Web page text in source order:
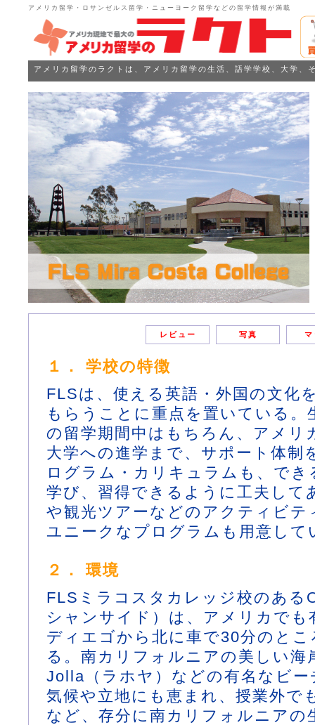
アメリカ留学・ロサンゼルス留学・ニューヨーク留学などの留学情報が満載
アメリカ留学のラクトは、アメリカ留学の生活、語学学校、大学
レビュー 写真 マ
１． 学校の特徴
FLSは、使える英語・外国の文化
もらうことに重点を置いている。
の留学期間中はもちろん、アメリ
大学への進学まで、サポート体制
ログラム・カリキュラムも、で
学び、習得できるように工夫して
や観光ツアーなどのアクティビテ
ユニークなプログラムも用意して
２． 環境
FLSミラコスタカレッジ校のある
シャンサイド）は、アメリカでも
ディエゴから北に車で30分のと
る。南カリフォルニアの美しい海
Jolla（ラホヤ）などの有名なビ
気候や立地にも恵まれ、授業外で
など、存分に南カリフォルニアの